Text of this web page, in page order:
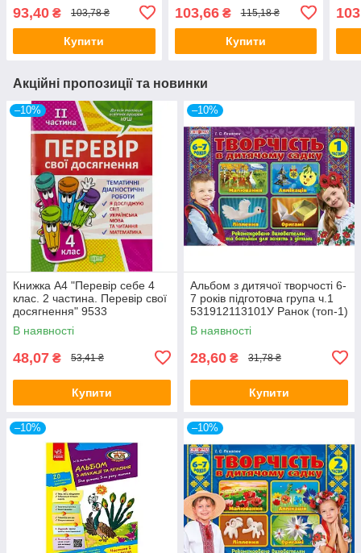
93,40 ₴ 103,78 ₴
Купити
Д133002У (топ-1)
103,66₴ 115,18 ₴
Купити
Акційні пропозиції та новинки
–10%
Книжка A4 "Перевір себе 4
клас. 2 частина. Перевір свої
досягнення" 9533
Видавництво Торсінг (топ-1)
В наявності
48,07 ₴ 53,41 ₴
Купити
–10%
Альбом з дитячої творчості 6-
7 років підготовча група ч.1
531912113101У Ранок (топ-1)
В наявності
28,60 ₴ 31,78 ₴
Купити
–10% –10%